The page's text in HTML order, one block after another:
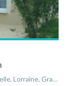
Grand Est, France